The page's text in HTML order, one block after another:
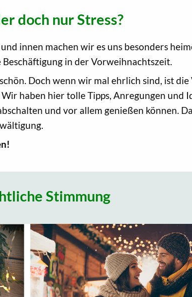
doch nur Stress?
innen machen wir es uns besonders
in der Vorweihnachtszeit.
Doch wenn wir mal ehrlich sind, ist
haben hier tolle Tipps, Anregungen und
und vor allem genießen können.
Stimmung